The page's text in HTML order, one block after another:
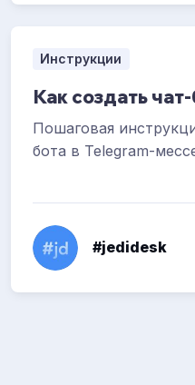
Инструкции
Как создать
Пошаговая
бота в Telegram-
#jedidesk